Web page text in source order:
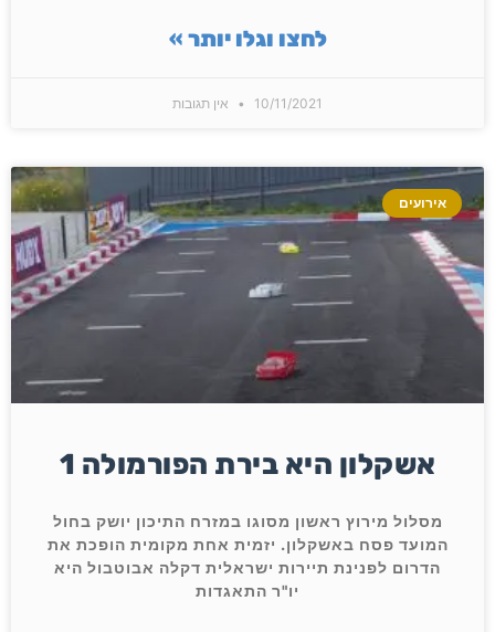
לחצו וגלו יותר »
10/11/2021 אין תגובות
אירועים
אשקלון היא בירת הפורמולה 1
מסלול מירוץ ראשון מסוגו במזרח התיכון יושק בחול
המועד פסח באשקלון. יזמית אחת מקומית הופכת את
הדרום לפנינת תיירות ישראלית דקלה אבוטבול היא
יו"ר התאגדות